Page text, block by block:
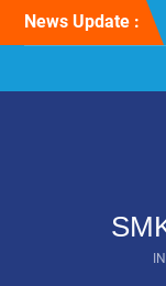
News Update :